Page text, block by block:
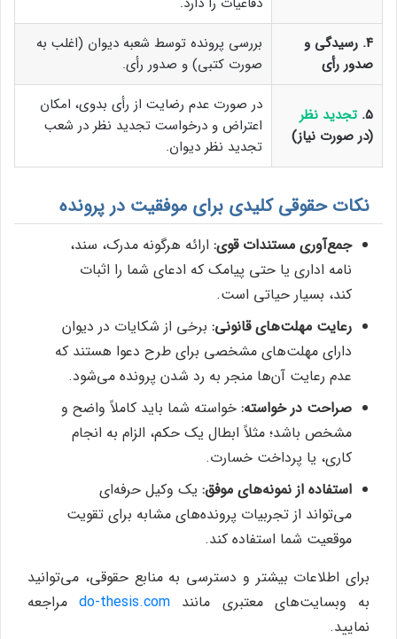
۴. رسیدگی و
صدور رأی
بررسی پرونده توسط شعبه دیوان (اغلب به
صورت کتبی) و صدور رأی.
۵. تجدید نظر
(در صورت نیاز)
در صورت عدم رضایت از رأی بدوی، امکان
اعتراض و درخواست تجدید نظر در شعب
تجدید نظر دیوان.
نکات حقوقی کلیدی برای موفقیت در پرونده
جمع‌آوری مستندات قوی: ارائه هرگونه مدرک، سند،
نامه اداری یا حتی پیامک که ادعای شما را اثبات
کند، بسیار حیاتی است.
رعایت مهلت‌های قانونی: برخی از شکایات در دیوان
دارای مهلت‌های مشخصی برای طرح دعوا هستند که
عدم رعایت آن‌ها منجر به رد شدن پرونده می‌شود.
صراحت در خواسته: خواسته شما باید کاملاً واضح و
مشخص باشد؛ مثلاً ابطال یک حکم، الزام به انجام
کاری، یا پرداخت خسارت.
استفاده از نمونه‌های موفق: یک وکیل حرفه‌ای
می‌تواند از تجربیات پرونده‌های مشابه برای تقویت
موقعیت شما استفاده کند.
برای اطلاعات بیشتر و دسترسی به منابع حقوقی، می‌توانید
به وبسایت‌های معتبری مانند do-thesis.comمراجعه
نمایید.